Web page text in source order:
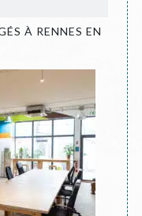
À RENNES EN